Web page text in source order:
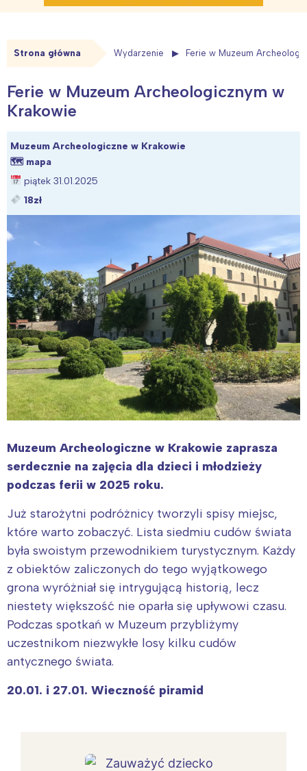
Strona główna Wydarzenie Ferie w Muzeum
Ferie w Muzeum Archeologicznym w
Krakowie
Muzeum Archeologiczne w Krakowie
🗺 mapa
piątek 31.01.2025
18zł
Muzeum Archeologiczne w Krakowie zaprasza
serdecznie na zajęcia dla dzieci i młodzieży
podczas ferii w 2025 roku.
Już starożytni podróżnicy tworzyli spisy miejsc,
które warto zobaczyć. Lista siedmiu cudów świata
była swoistym przewodnikiem turystycznym. Każdy
z obiektów zaliczonych do tego wyjątkowego
grona wyróżniał się intrygującą historią, lecz
niestety większość nie oparła się upływowi czasu.
Podczas spotkań w Muzeum przybliżymy
uczestnikom niezwykłe losy kilku cudów
antycznego świata.
20.01. i 27.01. Wieczność piramid